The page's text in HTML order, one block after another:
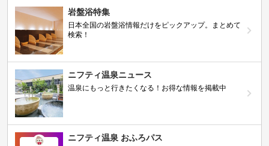
岩盤浴特集
日本全国の岩盤浴情報だけをピックアップ。まとめて
検索！
ニフティ温泉ニュース
温泉にもっと行きたくなる！お得な情報を掲載中
ニフティ温泉 おふろパス